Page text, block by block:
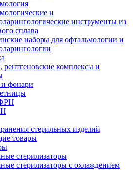
и
инструменты из
сплава
наборы для офтальмологии и
комплексы и
и фонари
стерильных изделий
товары
стерилизаторы
стерилизаторы с охлаждением